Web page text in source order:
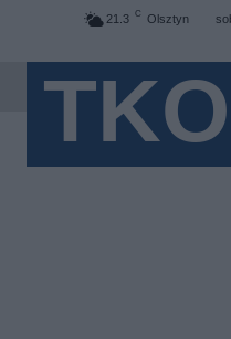
21.3 C Olsztyn
TKO